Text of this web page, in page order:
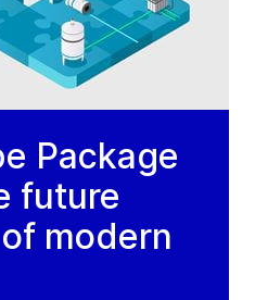
Package
future
modern